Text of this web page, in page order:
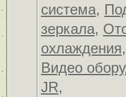
система,
зеркала,
охлаждения,
Видео
JR,